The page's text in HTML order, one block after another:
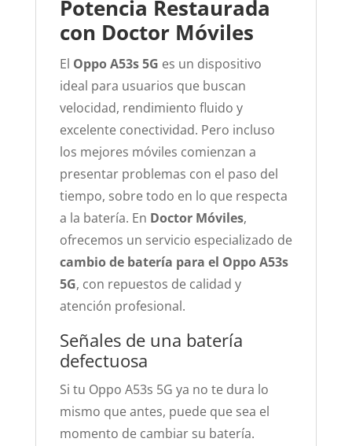
Potencia Restaurada
con Doctor Móviles
El Oppo A53s 5G es un dispositivo
ideal para usuarios que buscan
velocidad, rendimiento fluido y
excelente conectividad. Pero incluso
los mejores móviles comienzan a
presentar problemas con el paso del
tiempo, sobre todo en lo que respecta
a la batería. En Doctor Móviles,
ofrecemos un servicio especializado de
cambio de batería para el Oppo A53s
5G, con repuestos de calidad y
atención profesional.
Señales de una batería
defectuosa
Si tu Oppo A53s 5G ya no te dura lo
mismo que antes, puede que sea el
momento de cambiar su batería.